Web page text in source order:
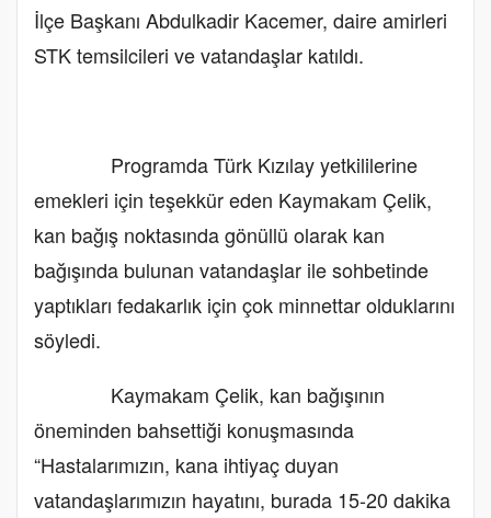
İlçe Başkanı Abdulkadir Kacemer, daire amirleri
STK temsilcileri ve vatandaşlar katıldı.
Programda Türk Kızılay yetkililerine
emekleri için teşekkür eden Kaymakam Çelik,
kan bağış noktasında gönüllü olarak kan
bağışında bulunan vatandaşlar ile sohbetinde
yaptıkları fedakarlık için çok minnettar olduklarını
söyledi.
Kaymakam Çelik, kan bağışının
öneminden bahsettiği konuşmasında
“Hastalarımızın, kana ihtiyaç duyan
vatandaşlarımızın hayatını, burada 15-20 dakika